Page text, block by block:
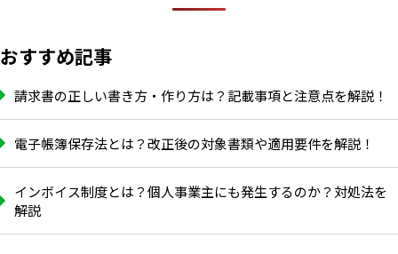
おすすめ記事
請求書の正しい書き方・作り方は？記載事項と注意点を解説！
電子帳簿保存法とは？改正後の対象書類や適用要件を解説！
インボイス制度とは？個人事業主にも発生するのか？対処法を
解説